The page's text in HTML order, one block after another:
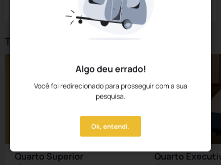
Algo deu errado!
Você foi redirecionado para prosseguir com a sua
pesquisa.
Ok, entendi.
Check-out
08 Ago
Noites
1
Quartos
1
Hóspedes
Tipos de Quarto
Quarto Superior Quarto